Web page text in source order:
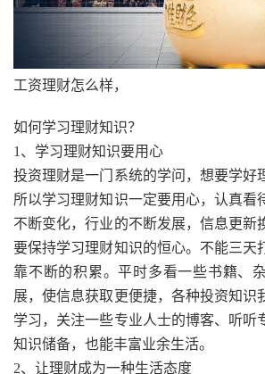
工资理财怎么样，
如何学习理财知识？
1、学习理财知识要用心
投资理财是一门系统的学问，想要学好
所以学习理财知识一定要用心，认真看
不断变化，行业的不断发展，信息更新
要保持学习理财知识的恒心。不能三天
靠不断的积累。平时多看一些书籍、
展，使信息获取更便捷，各种投资知识
学习，关注一些专业人士的博客、听听
知识储备，也能丰富业余生活。
2、让理财成为一种生活态度